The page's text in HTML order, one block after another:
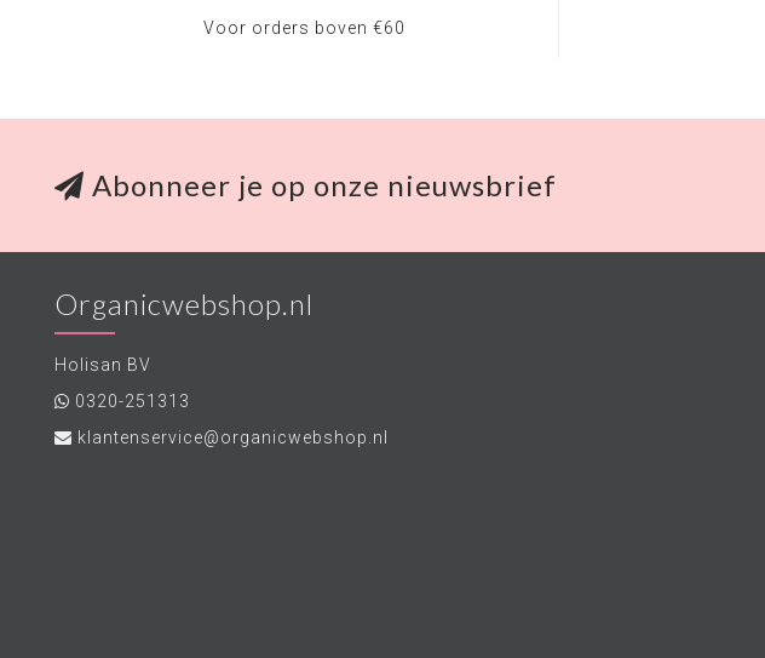
Voor orders boven €60
Abonneer je op onze nieuwsbrief
Organicwebshop.nl
Holisan BV
0320-251313
klantenservice@organicwebshop.nl